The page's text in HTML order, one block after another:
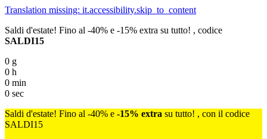
Translation missing: it.accessibility.skip_to_content
Saldi d'estate! Fino al -40% e -15% extra su tutto! , codice
SALDI15
0 g
0 h
0 min
0 sec
Saldi d'estate! Fino al -40% e -15% extra su tutto! , con il codice
SALDI15